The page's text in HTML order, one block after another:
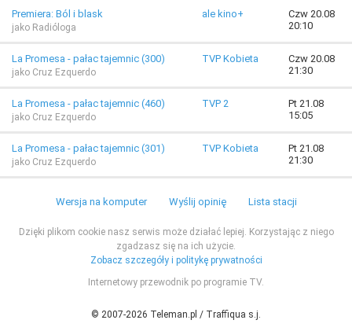
Premiera: Ból i blask
jako Radióloga
ale kino+
Czw 20.08
20:10
La Promesa - pałac tajemnic (300)
jako Cruz Ezquerdo
TVP Kobieta
Czw 20.08
21:30
La Promesa - pałac tajemnic (460)
jako Cruz Ezquerdo
TVP 2
Pt 21.08
15:05
La Promesa - pałac tajemnic (301)
jako Cruz Ezquerdo
TVP Kobieta
Pt 21.08
21:30
Wersja na komputer Wyślij opinię Lista stacji
Dzięki plikom cookie nasz serwis może działać lepiej. Korzystając z niego
zgadzasz się na ich użycie.
Zobacz szczegóły i politykę prywatności
Internetowy przewodnik po programie TV.
© 2007-2026 Teleman.pl / Traffiqua s.j.